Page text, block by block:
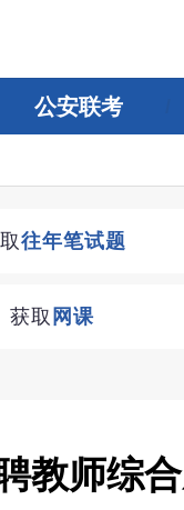
公安联考
聘考试优学无忧
往年笔试题
获取 网课
教师综